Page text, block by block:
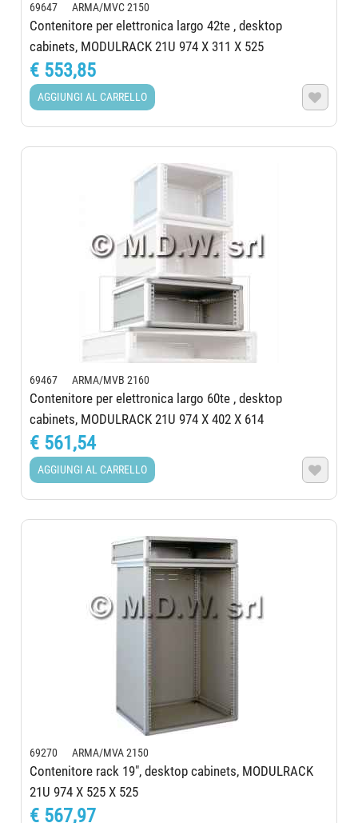
69647 ARMA/MVC 2150
Contenitore per elettronica largo 42te , desktop
cabinets, MODULRACK 21U 974 X 311 X 525
€ 553,85
AGGIUNGI AL CARRELLO 
69467 ARMA/MVB 2160
Contenitore per elettronica largo 60te , desktop
cabinets, MODULRACK 21U 974 X 402 X 614
€ 561,54
AGGIUNGI AL CARRELLO 
69270 ARMA/MVA 2150
Contenitore rack 19", desktop cabinets, MODULRACK
21U 974 X 525 X 525
€ 567,97